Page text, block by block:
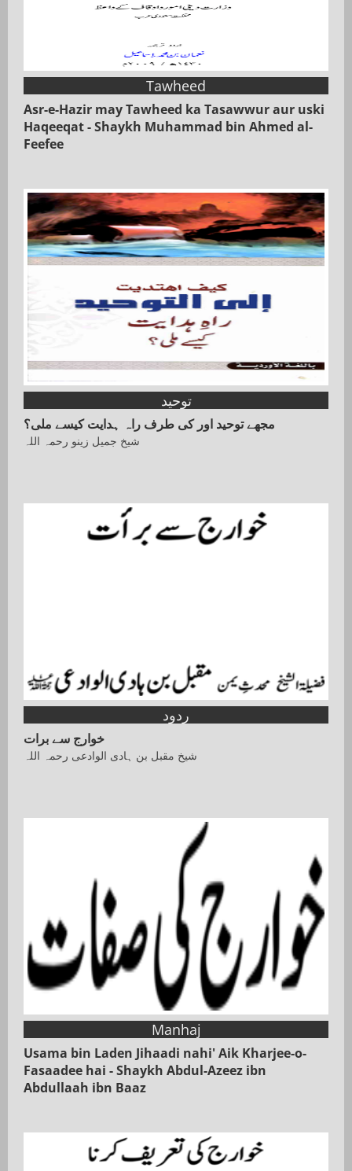
Tawheed
Asr-e-Hazir may Tawheed ka Tasawwur aur uski
Haqeeqat - Shaykh Muhammad bin Ahmed al-
Feefee
توحید
مجھے توحید اور کی طرف راہ ہدایت کیسے ملی؟
شیخ جمیل زینو رحمہ اللہ
ردود
خوارج سے برات
شیخ مقبل بن ہادی الوادعی رحمہ اللہ
Manhaj
Usama bin Laden Jihaadi nahi' Aik Kharjee-o-
Fasaadee hai - Shaykh Abdul-Azeez ibn
Abdullaah ibn Baaz